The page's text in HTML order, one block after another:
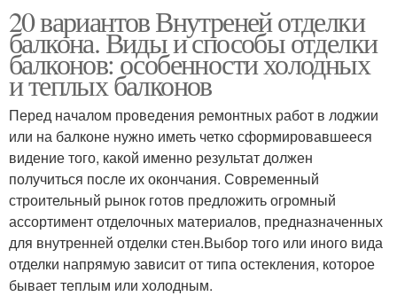
20 вариантов Внутреней отделки
балкона. Виды и способы отделки
балконов: особенности холодных
и теплых балконов
Перед началом проведения ремонтных работ в лоджии
или на балконе нужно иметь четко сформировавшееся
видение того, какой именно результат должен
получиться после их окончания. Современный
строительный рынок готов предложить огромный
ассортимент отделочных материалов, предназначенных
для внутренней отделки стен.Выбор того или иного вида
отделки напрямую зависит от типа остекления, которое
бывает теплым или холодным.